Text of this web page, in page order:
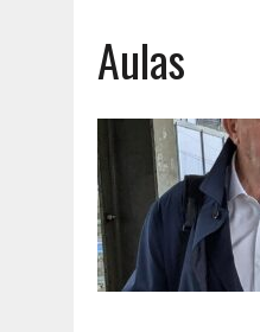
Aulas